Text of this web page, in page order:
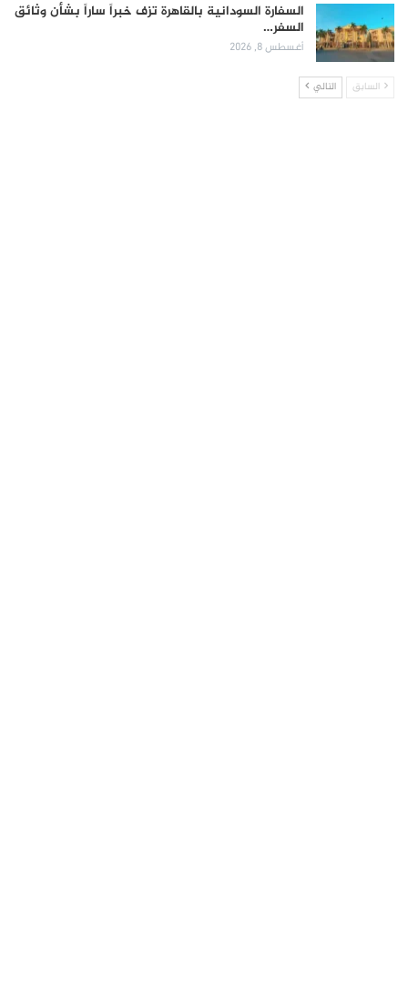
السفارة السودانية بالقاهرة تزف خبراً ساراً بشأن وثائق
السفر…
أغسطس 8, 2026
السابق التالي